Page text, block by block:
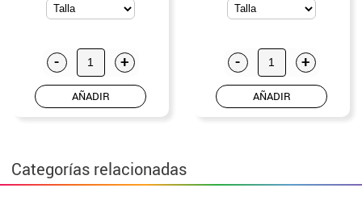
- +
AÑADIR
- +
AÑADIR
Categorías relacionadas